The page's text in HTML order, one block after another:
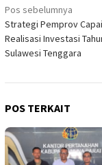
Navigasi
pos
Pos sebelumnya
Strategi Pemprov
Realisasi Investasi
Sulawesi Tenggara
POS TERKAIT